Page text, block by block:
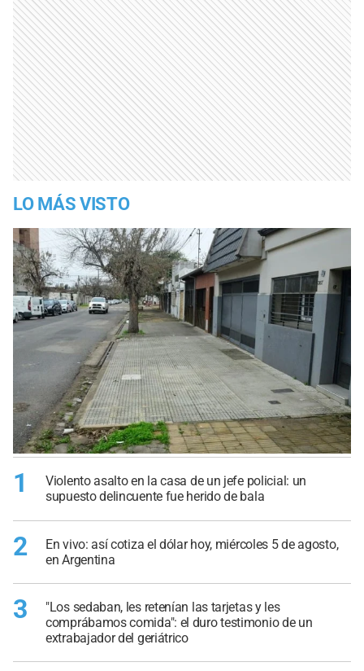
LO MÁS VISTO
1
Violento asalto en la casa de un jefe policial: un
supuesto delincuente fue herido de bala
2
En vivo: así cotiza el dólar hoy, miércoles 5 de agosto,
en Argentina
3
"Los sedaban, les retenían las tarjetas y les
comprábamos comida": el duro testimonio de un
extrabajador del geriátrico